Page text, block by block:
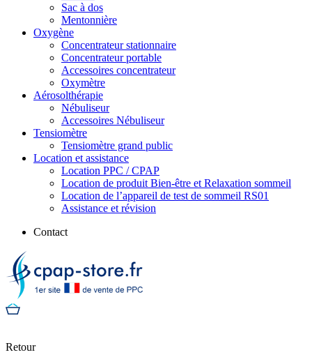
Sac à dos
Mentonnière
Oxygène
Concentrateur stationnaire
Concentrateur portable
Accessoires concentrateur
Oxymètre
Aérosolthérapie
Nébuliseur
Accessoires Nébuliseur
Tensiomètre
Tensiomètre grand public
Location et assistance
Location PPC / CPAP
Location de produit Bien-être et Relaxation sommeil
Location de l’appareil de test de sommeil RS01
Assistance et révision
Contact
Retour